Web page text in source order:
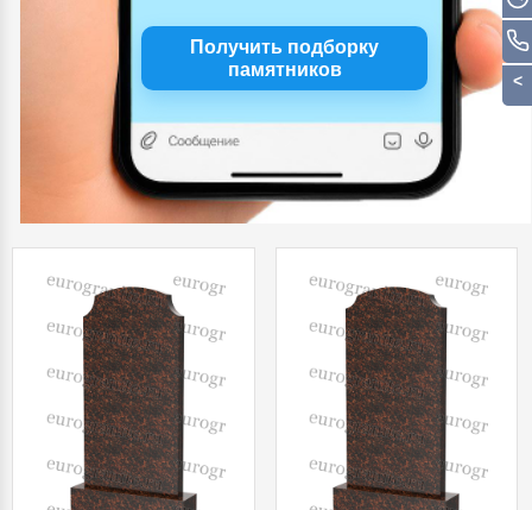
Получить подборку
памятников